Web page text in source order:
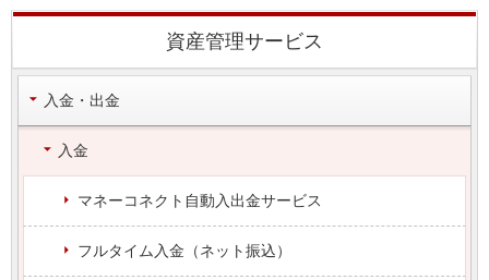
資産管理サービス
入金・出金
入金
マネーコネクト自動入出金サービス
フルタイム入金（ネット振込）